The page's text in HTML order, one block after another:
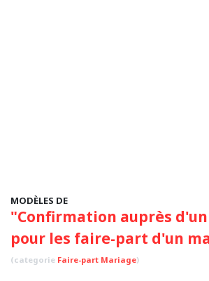
MODÈLES DE
"Confirmation auprès
pour les faire-part d'un
(categorie Faire-part Mariage)